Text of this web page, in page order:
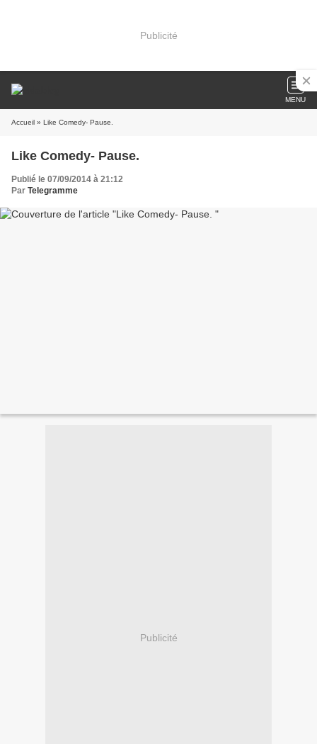
Publicité
MENU
Accueil » Like Comedy- Pause.
Like Comedy- Pause.
Publié le 07/09/2014 à 21:12
Par Telegramme
Publicité